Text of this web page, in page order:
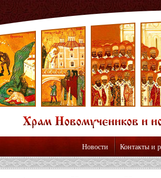
Новости Контакты и